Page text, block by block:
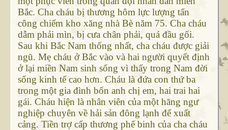
Bắc. Cha cháu bị thương hôm lực lượng tấn
công chiếm kho xăng nhà Bè năm 75. Cha cháu
dẫm phải mìn, bị cưa chân phải, quá đầu gối.
Sau khi Bắc Nam thống nhất, cha cháu được giải
ngũ. Mẹ cháu ở Bắc vào và hai người quyết định
ở lại miền Nam sinh sống vì thấy trong Nam đời
sống kinh tế cao hơn. Cháu là đứa con thứ ba
trong một gia đình bốn anh chị em, hai trai hai
gái. Cháu hiện là nhân viên của một hãng ngư
nghiệp chuyên về hải sản đông lạnh để xuất
cảng. Tiền trợ cấp thương phế binh của cha cháu